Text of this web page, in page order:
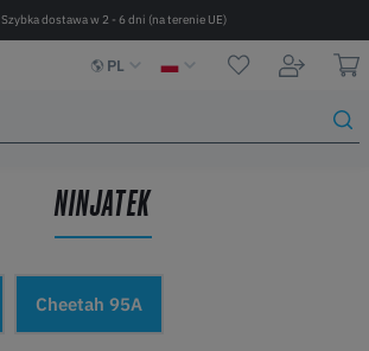
Szybka dostawa w 2 - 6 dni (na terenie UE)
PL
NINJATEK
Cheetah 95A